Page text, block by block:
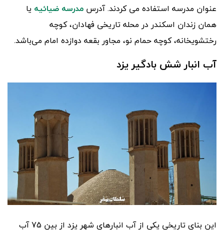
عنوان مدرسه استفاده می کردند. آدرس مدرسه ضیائیه یا
همان زندان اسکندر در محله تاریخی فهادان، کوچه
رختشویخانه، کوچه حمام نو، مجاور بقعه دوازده امام می‌باشد.
آب انبار شش بادگیر یزد
این بنای تاریخی یکی از آب انبارهای شهر یزد از بین 75 آب